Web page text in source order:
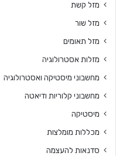
מזל קשת
מזל שור
מזל תאומים
מזלות אסטרולוגיה
מחשבוני מיסטיקה ואסטרולוגיה
מחשבוני קלוריות ודיאטה
מיסטיקה
מכללות מומלצות
סדנאות להעצמה